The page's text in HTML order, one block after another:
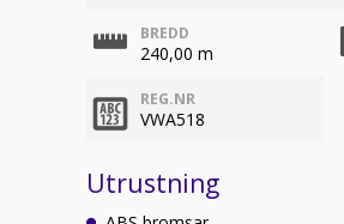
BREDD
240,00 m
REG.NR
VWA518
Utrustning